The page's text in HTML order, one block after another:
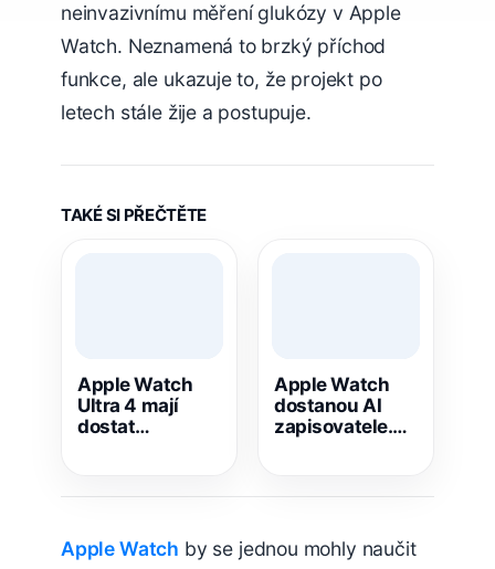
neinvazivnímu měření glukózy v Apple
Watch. Neznamená to brzký příchod
funkce, ale ukazuje to, že projekt po
letech stále žije a postupuje.
TAKÉ SI PŘEČTĚTE
Apple Watch
Ultra 4 mají
dostat
Apple Watch
dostanou AI
zapisovatele.
Apple Watch by se jednou mohly naučit